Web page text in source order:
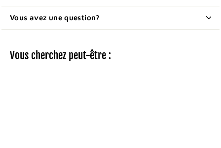
Vous avez une question?
Vous cherchez peut-être :